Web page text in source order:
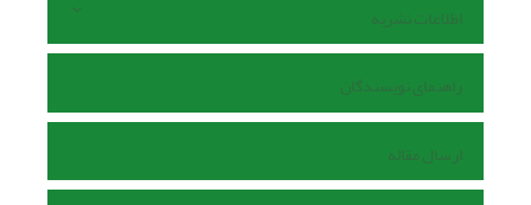
اطلاعات نشریه
راهنمای نویسندگان
ارسال مقاله